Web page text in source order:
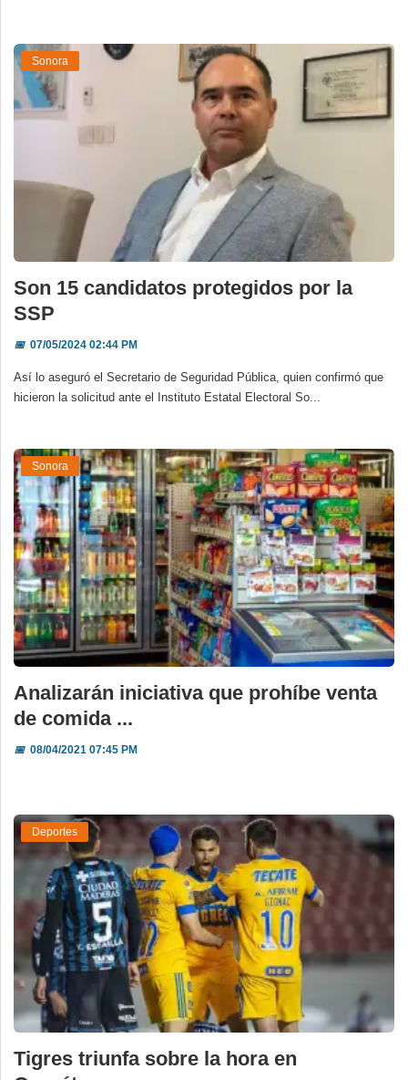
Sonora
Son 15 candidatos protegidos por la
SSP
📅07/05/2024 02:44 PM
Así lo aseguró el Secretario de Seguridad Pública, quien confirmó que
hicieron la solicitud ante el Instituto Estatal Electoral So...
Sonora
Analizarán iniciativa que prohíbe venta
de comida ...
📅08/04/2021 07:45 PM
Deportes
Tigres triunfa sobre la hora en